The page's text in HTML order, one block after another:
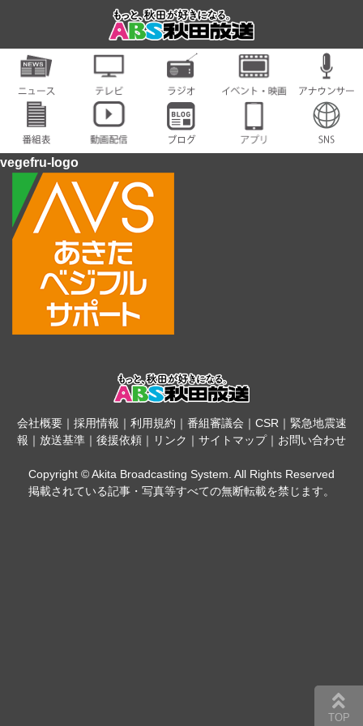
vegefru-logo
会社概要｜ 採用情報 ｜ 利用規約 ｜ 番組審議会 ｜ CSR｜ 緊急地震速
報 ｜ 放送基準 ｜ 後援依頼 ｜ リンク ｜ サイトマップ｜ お問い合わせ
Copyright © Akita Broadcasting System. All Rights Reserved
掲載されている記事・写真等すべての無断転載を禁じます。